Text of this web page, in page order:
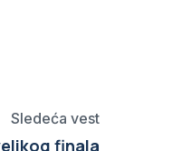
Sledeća vest
finala